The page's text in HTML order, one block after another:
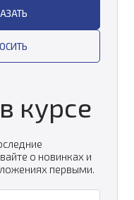
курсе
о новинках и
первыми.